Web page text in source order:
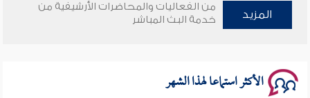
سلسلة محاضرات نفحات رمضانية 1444هـ
المزيد
من الفعاليات والمحاضرات الأرشيفية من
خدمة البث المباشر
الأكثر استماعا لهذا الشهر